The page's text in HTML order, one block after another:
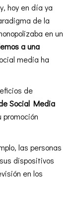
hoy en día ya
de la
en un
a una
media ha
de
Social Media
las personas
dispositivos
en los